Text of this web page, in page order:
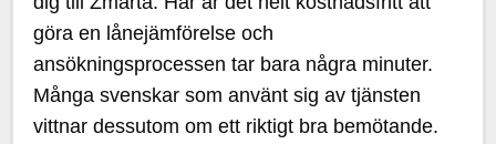
göra en lånejämförelse och
ansökningsprocessen tar bara några minuter.
Många svenskar som använt sig av tjänsten
vittnar dessutom om ett riktigt bra bemötande.